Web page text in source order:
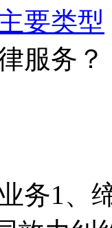
要类型
服务？
务1、